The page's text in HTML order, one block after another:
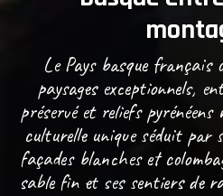
Le Pays basque français
paysages exceptionnels,
préservé et reliefs
culturelle unique séduit par
façades blanches et
sable fin et ses sentiers de